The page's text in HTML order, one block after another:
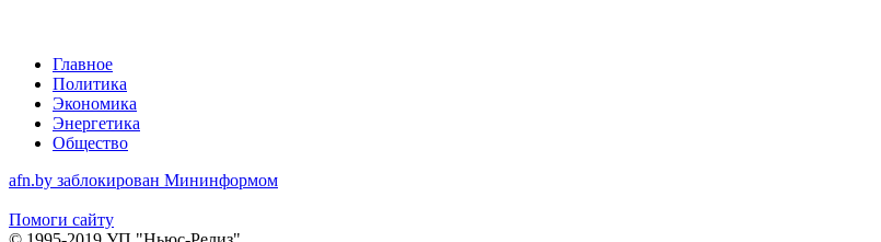
Главное
Политика
Экономика
Энергетика
Общество
afn.by заблокирован Мининформом
Помоги сайту